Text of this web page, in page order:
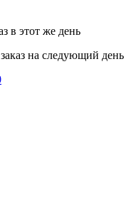
в этот же день
на следующий день